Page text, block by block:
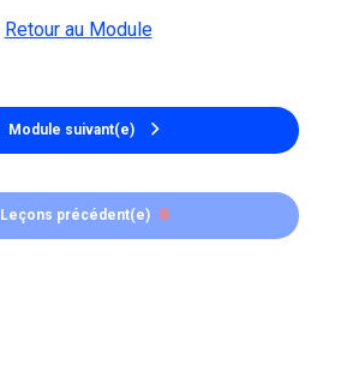
Leçons précédent(e) 🔒
Retour au Module
Module suivant(e)